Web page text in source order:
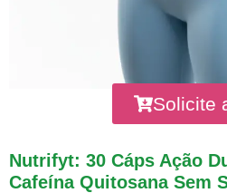
Solicite
Nutrifyt: 30 Cáps Ação
Cafeína Quitosana Sem